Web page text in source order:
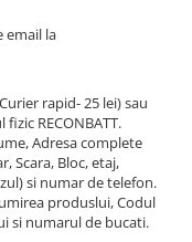
email la
rapid- 25 lei) sau
RECONBATT.
Adresa complete
Scara, Bloc, etaj,
si numar de telefon.
produslui, Codul
si numarul de bucati.